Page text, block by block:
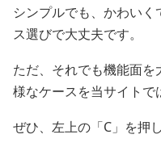
シンプルでも、かわい
ス選びで大丈夫です。
ただ、それでも機能面
様なケースを当サイトで
ぜひ、左上の「C」を押